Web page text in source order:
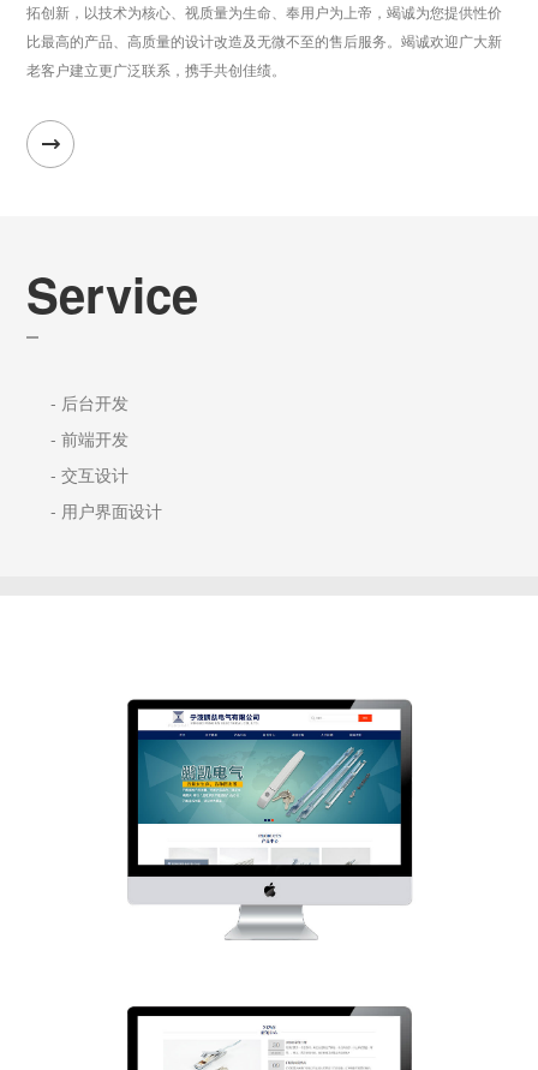
拓创新，以技术为核心、视质量为生命、奉用户为上帝，竭诚为您提供性价
比最高的产品、高质量的设计改造及无微不至的售后服务。竭诚欢迎广大新
老客户建立更广泛联系，携手共创佳绩。
Service
- 后台开发
- 前端开发
- 交互设计
- 用户界面设计